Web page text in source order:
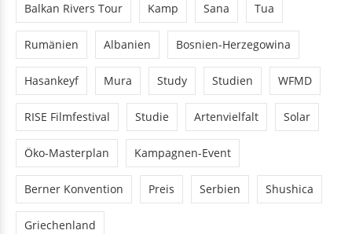
Balkan Rivers Tour Kamp Sana Tua
Rumänien Albanien Bosnien-Herzegowina
Hasankeyf Mura Study Studien WFMD
RISE Filmfestival Studie Artenvielfalt Solar
Öko-Masterplan Kampagnen-Event
Berner Konvention Preis Serbien Shushica
Griechenland